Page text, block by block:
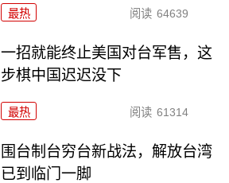
最热 阅读 64639
一招就能终止美国对台军售，这
步棋中国迟迟没下
最热 阅读 61314
围台制台穷台新战法，解放台湾
已到临门一脚